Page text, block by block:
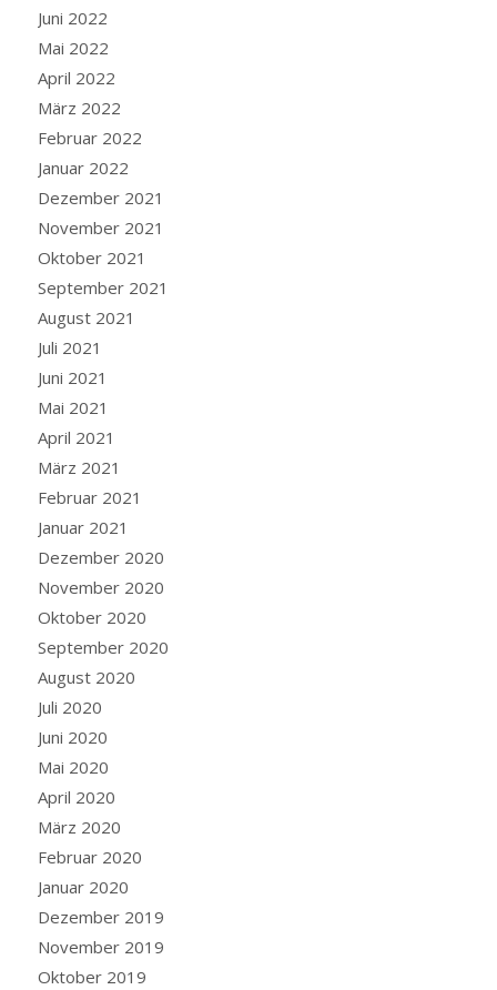
Juni 2022
Mai 2022
April 2022
März 2022
Februar 2022
Januar 2022
Dezember 2021
November 2021
Oktober 2021
September 2021
August 2021
Juli 2021
Juni 2021
Mai 2021
April 2021
März 2021
Februar 2021
Januar 2021
Dezember 2020
November 2020
Oktober 2020
September 2020
August 2020
Juli 2020
Juni 2020
Mai 2020
April 2020
März 2020
Februar 2020
Januar 2020
Dezember 2019
November 2019
Oktober 2019